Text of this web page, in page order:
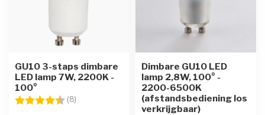
GU10 3-staps dimbare
LED lamp 7W, 2200K -
100°
Beoordeling: (8)
Dimbare GU10 LED
lamp 2,8W, 100° -
2200-6500K
(afstandsbediening los
verkrijgbaar)